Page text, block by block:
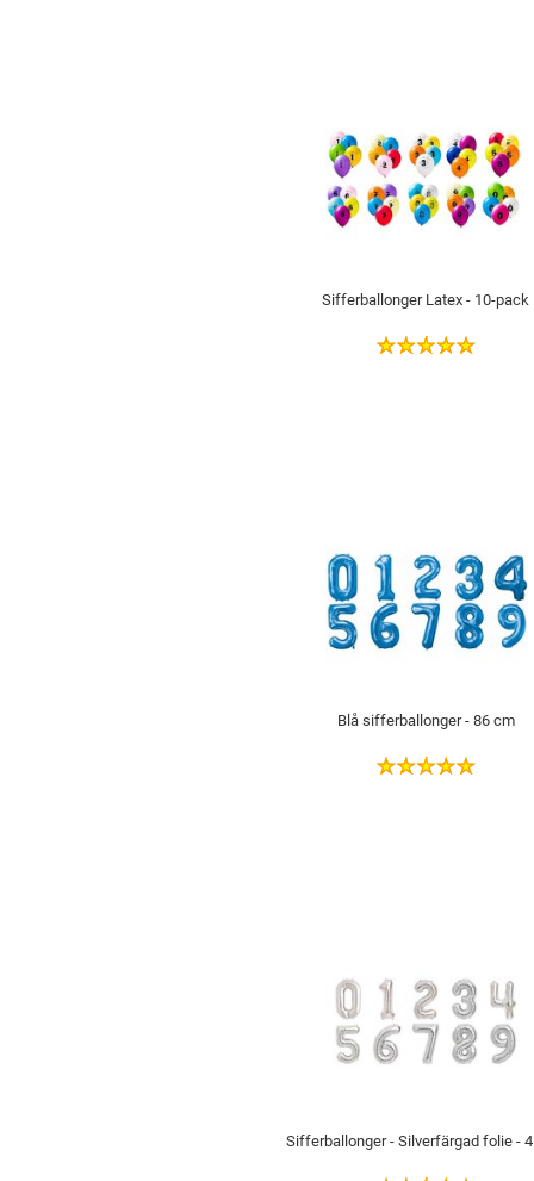
Sifferballonger Latex - 10-pack
Blå sifferballonger - 86 cm
Sifferballonger - Silverfärgad folie -